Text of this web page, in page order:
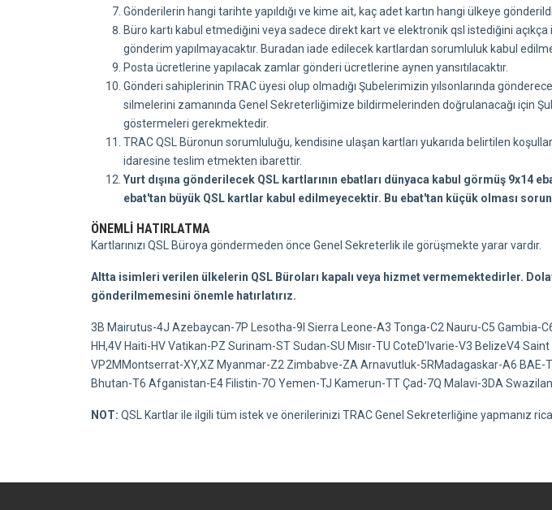
Gönderilerin hangi tarihte yapıldığı ve kime ait, kaç adet kartın hangi ülkeye
Büro kartı kabul etmediğini veya sadece direkt kart ve elektronik qsl istediğini
gönderim yapılmayacaktır. Buradan iade edilecek kartlardan sorumluluk kabul
Posta ücretlerine yapılacak zamlar gönderi ücretlerine aynen yansıtılacaktır.
Gönderi sahiplerinin TRAC üyesi olup olmadığı Şubelerimizin yılsonlarında
silmelerini zamanında Genel Sekreterliğimize bildirmelerinden doğrulanacağı için
göstermeleri gerekmektedir.
TRAC QSL Büronun sorumluluğu, kendisine ulaşan kartları yukarıda belirtilen
idaresine teslim etmekten ibarettir.
Yurt dışına gönderilecek QSL kartlarının ebatları dünyaca kabul görmüş 9x14
ebat'tan büyük QSL kartlar kabul edilmeyecektir. Bu ebat'tan küçük olması
ÖNEMLİ HATIRLATMA
Kartlarınızı QSL Büroya göndermeden önce Genel Sekreterlik ile görüşmekte yarar vardır.
Altta isimleri verilen ülkelerin QSL Büroları kapalı veya hizmet vermemektedirler.
gönderilmemesini önemle hatırlatırız.
3B Mairutus-4J Azebaycan-7P Lesotha-9l Sierra Leone-A3 Tonga-C2 Nauru-C5 Gambia-
HH,4V Haiti-HV Vatikan-PZ Surinam-ST Sudan-SU Mısır-TU CoteD'lvarie-V3 BelizeV4
VP2MMontserrat-XY,XZ Myanmar-Z2 Zimbabve-ZA Arnavutluk-5RMadagaskar-A6 BAE-
Bhutan-T6 Afganistan-E4 Filistin-7O Yemen-TJ Kamerun-TT Çad-7Q Malavi-3DA
NOT: QSL Kartlar ile ilgili tüm istek ve önerilerinizi TRAC Genel Sekreterliğine yapmanız